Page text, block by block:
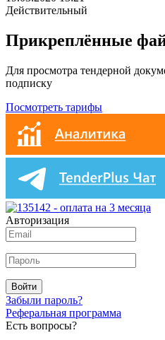
Действительный
Прикреплённые
Для просмотра тендерной
подписку
Посмотреть тарифы
Авторизация
Войти
Забыли пароль?
Реферальная программа
Есть вопросы?